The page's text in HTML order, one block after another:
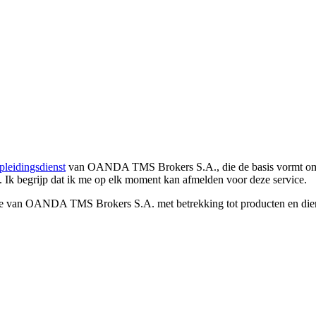
van OANDA TMS Brokers S.A., die de basis vormt
Ik begrijp dat ik me op elk moment kan afmelden voor deze service.
OANDA TMS Brokers S.A. met betrekking tot producten en